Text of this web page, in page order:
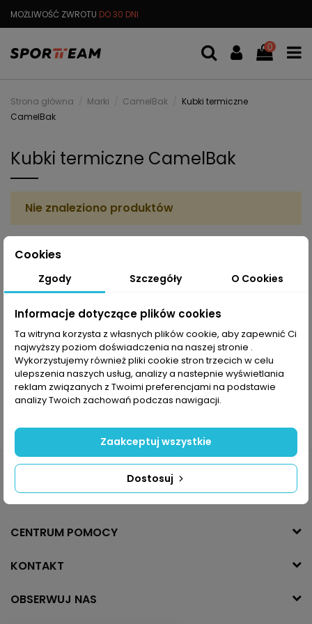
MOŻLIWOŚĆ ZWROTU DO 30 DNI
0
Strona główna Marki CamelBak
Kubki termiczne
CamelBak
Kubki termiczne CamelBak
Nie znaleziono produktów
CENTRUM POMOCY
KONTAKT
Cookies
Zgody Szczegóły O Cookies
Informacje dotyczące plików cookies
Ta witryna korzysta z własnych plików cookie, aby zapewnić Ci
najwyższy poziom doświadczenia na naszej stronie .
Wykorzystujemy również pliki cookie stron trzecich w celu
ulepszenia naszych usług, analizy a nastepnie wyświetlania
reklam związanych z Twoimi preferencjami na podstawie
analizy Twoich zachowań podczas nawigacji.
Dostosuj
Zaakceptuj wszystkie
OBSERWUJ NAS